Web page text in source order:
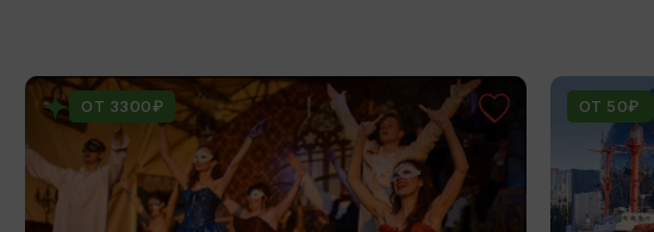
ОТ 3300₽ ОТ 50₽